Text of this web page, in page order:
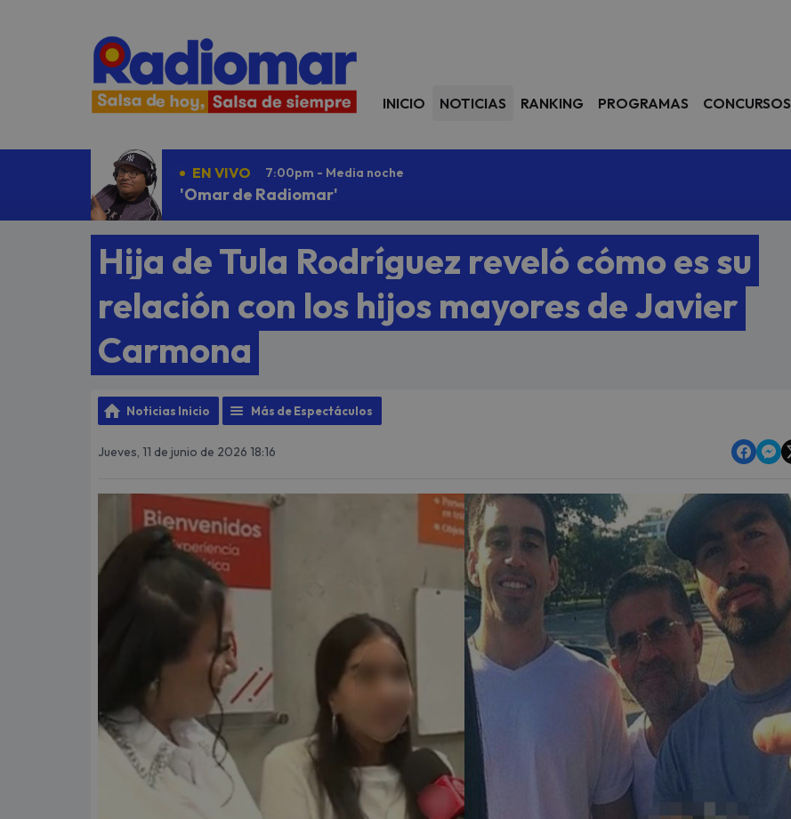
INICIO NOTICIAS RANKING PROGRAMAS CONCURSOS
EN VIVO 7:00pm - Media noche
'Omar de Radiomar'
Hija de Tula Rodríguez reveló cómo es su
relación con los hijos mayores de Javier
Carmona
Noticias Inicio Más de Espectáculos
Jueves, 11 de junio de 2026 18:16